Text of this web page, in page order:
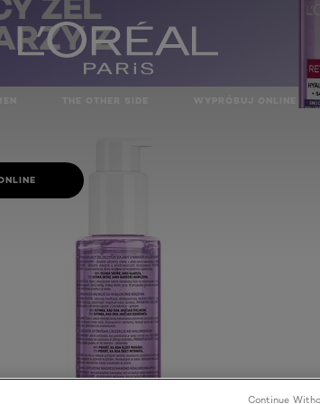
Z
Continue